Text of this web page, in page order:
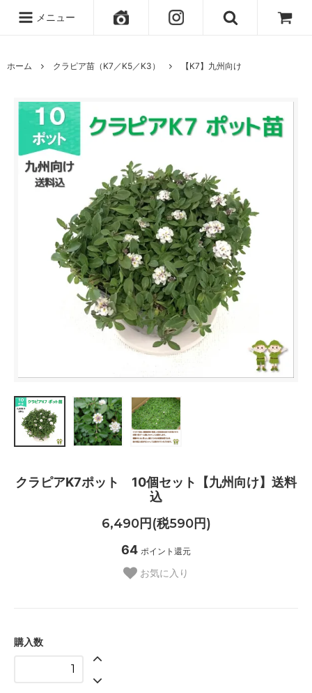
メニュー
ホーム クラピア苗（K7／K5／K3） 【K7】九州向け
クラピアK7ポット 10個セット【九州向け】送料
込
6,490円(税590円)
64 ポイント還元
お気に入り
購入数